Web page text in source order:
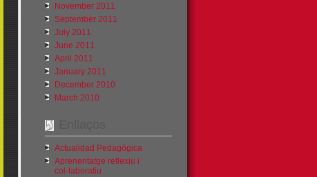
November 2011
September 2011
July 2011
June 2011
April 2011
January 2011
December 2010
March 2010
Actualidad Pedagógica
Aprenentatge reflexiu i
col·laboratiu